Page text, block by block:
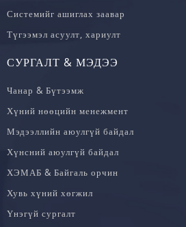
Системийг ашиглах заавар
Түгээмэл асуулт, хариулт
СУРГАЛТ & МЭДЭЭ
Чанар & Бүтээмж
Хүний нөөцийн менежмент
Мэдээллийн аюулгүй байдал
Хүнсний аюулгүй байдал
ХЭМАБ & Байгаль орчин
Хувь хүний хөгжил
Үнэгүй сургалт